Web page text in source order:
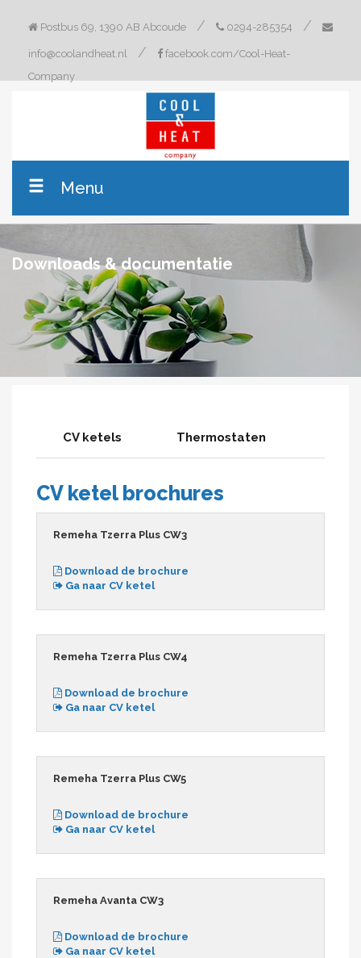
Postbus 69, 1390 AB Abcoude / 0294-285354 /
info@coolandheat.nl /
facebook.com/Cool-Heat-
Company
Menu
Downloads & documentatie
CV ketels Thermostaten
CV ketel brochures
Remeha Tzerra Plus CW3
Download de brochure
Ga naar CV ketel
Remeha Tzerra Plus CW4
Download de brochure
Ga naar CV ketel
Remeha Tzerra Plus CW5
Download de brochure
Ga naar CV ketel
Remeha Avanta CW3
Download de brochure
Ga naar CV ketel